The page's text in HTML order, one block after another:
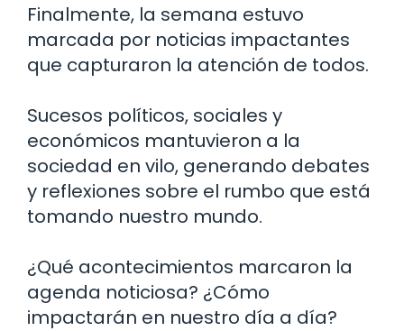
Finalmente, la semana estuvo
marcada por noticias impactantes
que capturaron la atención de todos.
Sucesos políticos, sociales y
económicos mantuvieron a la
sociedad en vilo, generando debates
y reflexiones sobre el rumbo que está
tomando nuestro mundo.
¿Qué acontecimientos marcaron la
agenda noticiosa? ¿Cómo
impactarán en nuestro día a día?